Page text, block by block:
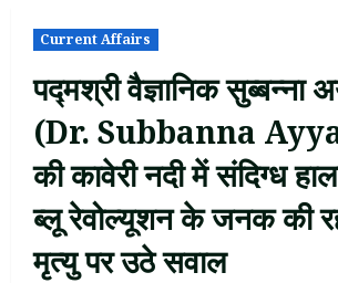
Current Affairs
पद्मश्री वैज्ञानिक सुब्बन्ना
(Dr. Subbanna
की कावेरी नदी में संदिग्ध
ब्लू रेवोल्यूशन के जनक की
मृत्यु पर उठे सवाल